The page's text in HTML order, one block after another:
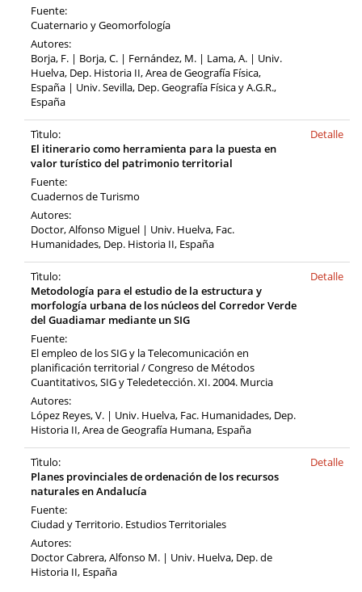
Fuente:
Cuaternario y Geomorfología
Autores:
Borja, F. | Borja, C. | Fernández, M. | Lama, A. | Univ.
Huelva, Dep. Historia II, Area de Geografía Física,
España | Univ. Sevilla, Dep. Geografía Física y A.G.R.,
España
Tìtulo:
El itinerario como herramienta para la puesta en
valor turístico del patrimonio territorial
Fuente:
Cuadernos de Turismo
Autores:
Doctor, Alfonso Miguel | Univ. Huelva, Fac.
Humanidades, Dep. Historia II, España
Detalle
Tìtulo:
Metodología para el estudio de la estructura y
morfología urbana de los núcleos del Corredor Verde
del Guadiamar mediante un SIG
Fuente:
El empleo de los SIG y la Telecomunicación en
planificación territorial / Congreso de Métodos
Cuantitativos, SIG y Teledetección. XI. 2004. Murcia
Autores:
López Reyes, V. | Univ. Huelva, Fac. Humanidades, Dep.
Historia II, Area de Geografía Humana, España
Detalle
Tìtulo:
Planes provinciales de ordenación de los recursos
naturales en Andalucía
Fuente:
Ciudad y Territorio. Estudios Territoriales
Autores:
Doctor Cabrera, Alfonso M. | Univ. Huelva, Dep. de
Historia II, España
Detalle